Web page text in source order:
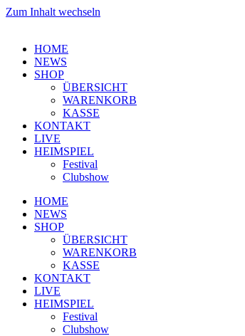
Zum Inhalt wechseln
HOME
NEWS
SHOP
ÜBERSICHT
WARENKORB
KASSE
KONTAKT
LIVE
HEIMSPIEL
Festival
Clubshow
HOME
NEWS
SHOP
ÜBERSICHT
WARENKORB
KASSE
KONTAKT
LIVE
HEIMSPIEL
Festival
Clubshow